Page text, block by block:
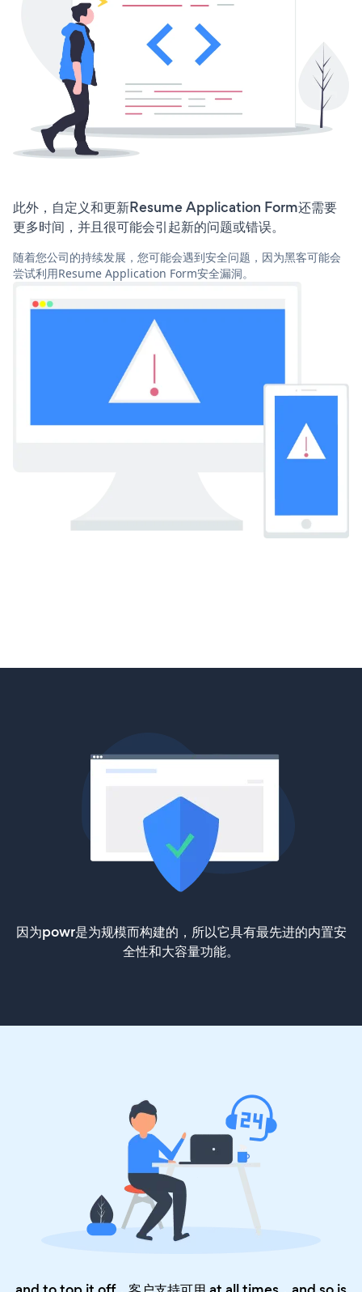
此外，自定义和更新Resume Application Form还需要
更多时间，并且很可能会引起新的问题或错误。
随着您公司的持续发展，您可能会遇到安全问题，因为黑客可能会
尝试利用Resume Application Form安全漏洞。
因为powr是为规模而构建的，所以它具有最先进的内置安
全性和大容量功能。